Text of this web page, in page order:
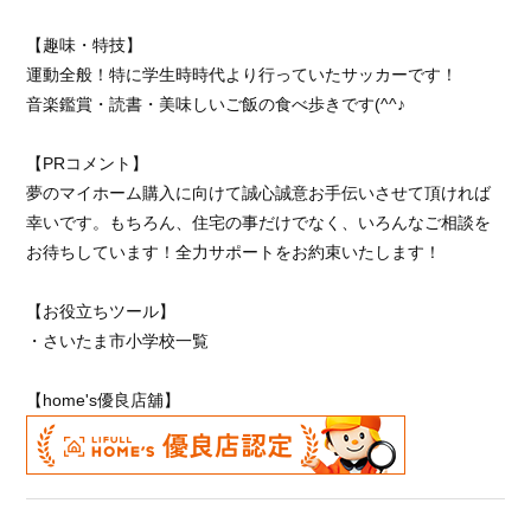
【趣味・特技】
運動全般！特に学生時時代より行っていたサッカーです！
音楽鑑賞・読書・美味しいご飯の食べ歩きです(^^♪
【PRコメント】
夢のマイホーム購入に向けて誠心誠意お手伝いさせて頂ければ
幸いです。もちろん、住宅の事だけでなく、いろんなご相談を
お待ちしています！全力サポートをお約束いたします！
【お役立ちツール】
・ さいたま市小学校一覧
【home's優良店舖】